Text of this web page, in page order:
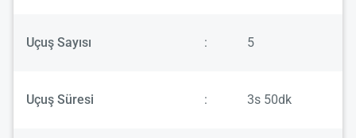
Uçuş Sayısı : 5
Uçuş Süresi : 3s 50dk